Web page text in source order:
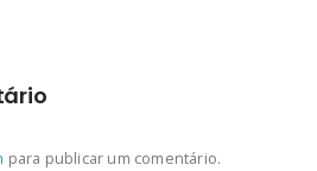
para publicar um comentário.